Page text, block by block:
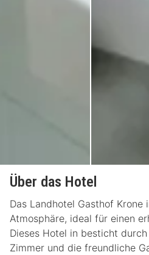
Über das Hotel
Das Landhotel Gasthof
Atmosphäre, ideal für einen
Dieses Hotel in besticht
Zimmer und die freundliche